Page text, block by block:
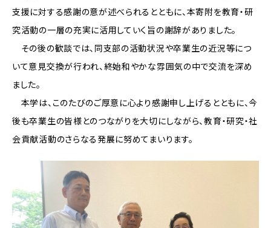
支援に対する感謝の意が述べられるとともに、本寄附を教育・研
究活動の一層の充実に活用していく旨の謝辞がありました。
その後の歓談では、同支部の活動状況や卒業生の近況等につ
いて意見交換が行われ、終始和やかな雰囲気の中で交流を深め
ました。
本学は、このたびのご厚意に心より感謝申し上げるとともに、今
後も卒業生の皆様とのつながりを大切にしながら、教育・研究・社
会貢献活動のさらなる発展に努めてまいります。